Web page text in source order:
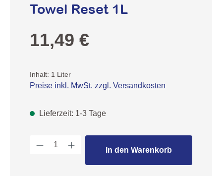
Towel Reset 1L
Regulärer Preis:
11,49 €
Inhalt: 1 Liter
Preise inkl. MwSt. zzgl. Versandkosten
Lieferzeit: 1-3 Tage
Produkt Anzahl: Gib den
In den Warenkorb